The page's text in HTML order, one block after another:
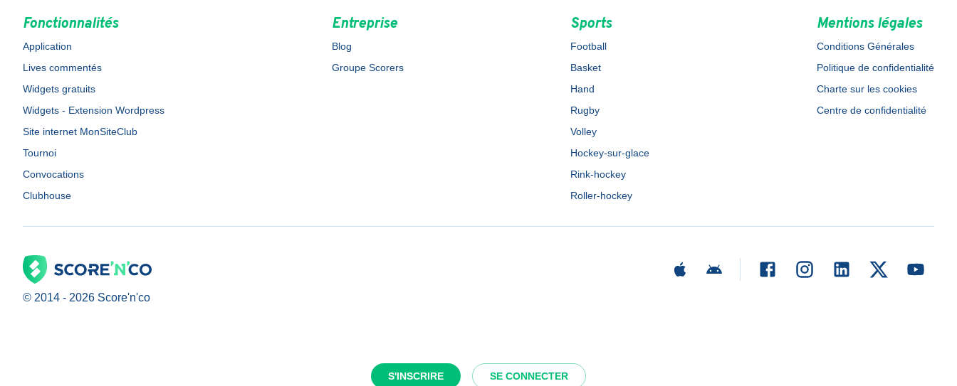
S'INSCRIRE SE CONNECTER
Fonctionnalités
Application
Lives commentés
Widgets gratuits
Widgets - Extension Wordpress
Site internet MonSiteClub
Tournoi
Convocations
Clubhouse
Entreprise
Blog
Groupe Scorers
Sports
Football
Basket
Hand
Rugby
Volley
Hockey-sur-glace
Rink-hockey
Roller-hockey
Mentions légales
Conditions Générales
Politique de confidentialité
Charte sur les cookies
Centre de confidentialité
© 2014 - 2026 Score'n'co